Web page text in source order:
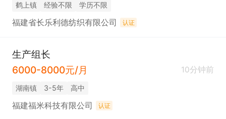
​鹤上镇 经验不限 学历不限
福建省长乐利德纺织有限公司 认证
生产组长
6000-8000元/月
10分钟前
​湖南镇 3-5年 高中
福建福米科技有限公司 认证